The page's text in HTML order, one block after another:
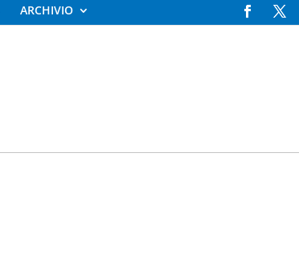
ARCHIVIO